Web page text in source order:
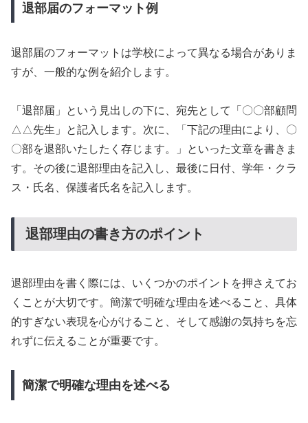
退部届のフォーマット例
退部届のフォーマットは学校によって異なる場合がありま
すが、一般的な例を紹介します。
「退部届」という見出しの下に、宛先として「〇〇部顧問
△△先生」と記入します。次に、「下記の理由により、〇
〇部を退部いたしたく存じます。」といった文章を書きま
す。その後に退部理由を記入し、最後に日付、学年・クラ
ス・氏名、保護者氏名を記入します。
退部理由の書き方のポイント
退部理由を書く際には、いくつかのポイントを押さえてお
くことが大切です。簡潔で明確な理由を述べること、具体
的すぎない表現を心がけること、そして感謝の気持ちを忘
れずに伝えることが重要です。
簡潔で明確な理由を述べる